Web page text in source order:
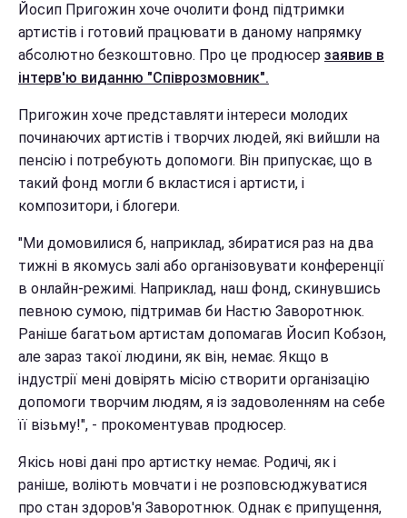
Йосип Пригожин хоче очолити фонд підтримки
артистів і готовий працювати в даному напрямку
абсолютно безкоштовно. Про це продюсер заявив в
інтерв'ю виданню "Співрозмовник".
Пригожин хоче представляти інтереси молодих
починаючих артистів і творчих людей, які вийшли на
пенсію і потребують допомоги. Він припускає, що в
такий фонд могли б вкластися і артисти, і
композитори, і блогери.
"Ми домовилися б, наприклад, збиратися раз на два
тижні в якомусь залі або організовувати конференції
в онлайн-режимі. Наприклад, наш фонд, скинувшись
певною сумою, підтримав би Настю Заворотнюк.
Раніше багатьом артистам допомагав Йосип Кобзон,
але зараз такої людини, як він, немає. Якщо в
індустрії мені довірять місію створити організацію
допомоги творчим людям, я із задоволенням на себе
її візьму!", - прокоментував продюсер.
Якісь нові дані про артистку немає. Родичі, як і
раніше, воліють мовчати і не розповсюджуватися
про стан здоров'я Заворотнюк. Однак є припущення,